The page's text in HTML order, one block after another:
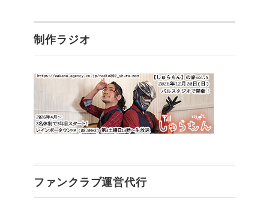
制作ラジオ
ファンクラブ運営代行